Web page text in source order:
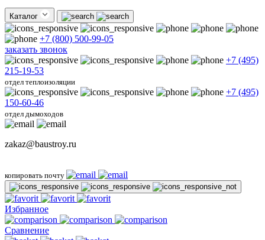
Каталог
+7 (800) 500-99-05
заказать звонок
+7 (495)
215-19-53
отдел теплоизоляции
+7 (495)
150-60-46
отдел дымоходов
zakaz@baustroy.ru
копировать почту
Избранное
Сравнение